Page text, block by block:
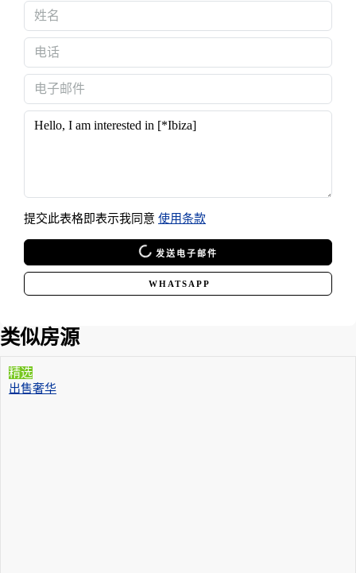
提交此表格即表示我同意 使用条款
发送电子邮件
WHATSAPP
类似房源
精选
出售奢华